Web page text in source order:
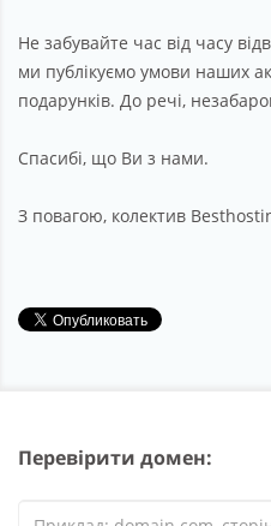
Не забувайте час від часу
ми публікуємо умови наших
подарунків. До речі,
Спасибі, що Ви з нами.
З повагою, колектив
Перевірити домен: